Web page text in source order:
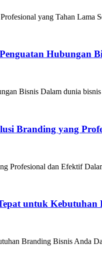
yang Tahan Lama
Hubungan
Bisnis Dalam dunia
Branding yang
Profesional dan Efektif
untuk Kebutuhan
Branding Bisnis Anda